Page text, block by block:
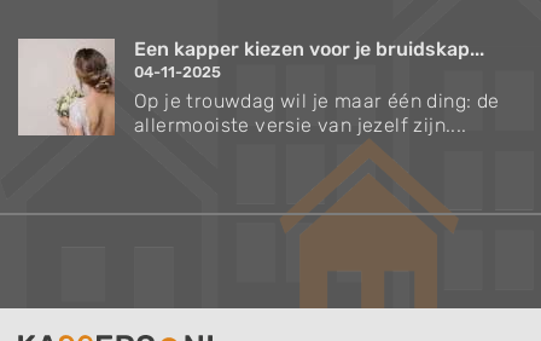
Een kapper kiezen voor je bruidskap...
04-11-2025
Op je trouwdag wil je maar één ding: de
allermooiste versie van jezelf zijn....